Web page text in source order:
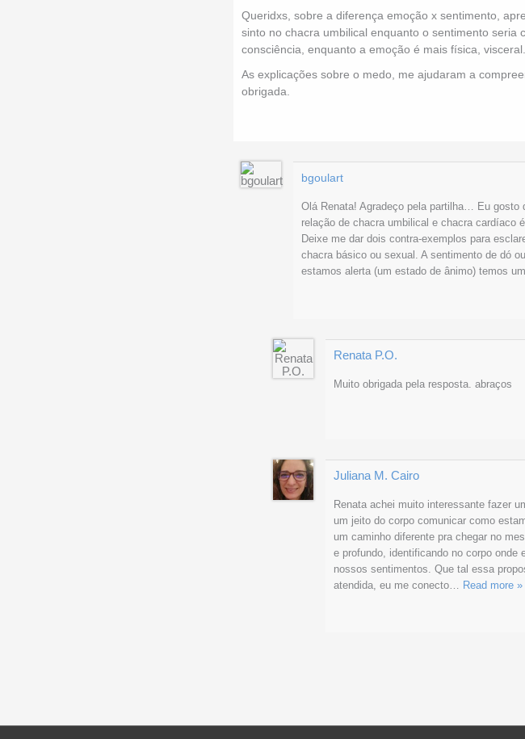
Queridxs, sobre a diferença emoção x sentimento,
sinto no chacra umbilical enquanto o sentimento
consciência, enquanto a emoção é mais física,
As explicações sobre o medo, me ajudaram a
obrigada.
bgoulart
Olá Renata! Agradeço pela partilha… Eu
relação de chacra umbilical e chacra cardíaco
Deixe me dar dois contra-exemplos para
chacra básico ou sexual. A sentimento de dó
estamos alerta (um estado de ânimo) temos
Renata P.O.
Muito obrigada pela resposta. abraços
Juliana M. Cairo
Renata achei muito interessante fazer
um jeito do corpo comunicar como
um caminho diferente pra chegar no
e profundo, identificando no corpo
nossos sentimentos. Que tal essa
atendida, eu me conecto
Read more »